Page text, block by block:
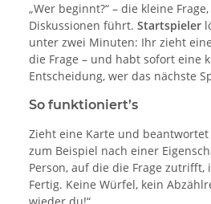
„Wer beginnt?“ – die kleine
Diskussionen führt. Startspieler
unter zwei Minuten: Ihr zieht
die Frage – und habt sofort eine
Entscheidung, wer das nächste
So funktioniert’s
Zieht eine Karte und beantwortet
zum Beispiel nach einer
Person, auf die die Frage zutrifft,
Fertig. Keine Würfel, kein